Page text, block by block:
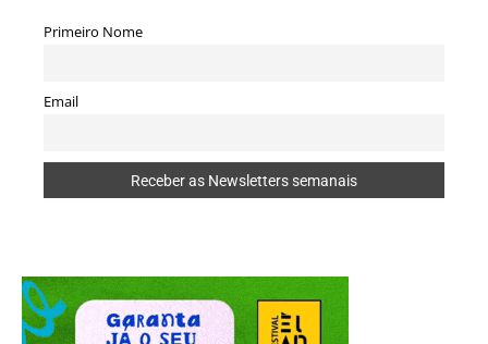
Primeiro Nome
Email